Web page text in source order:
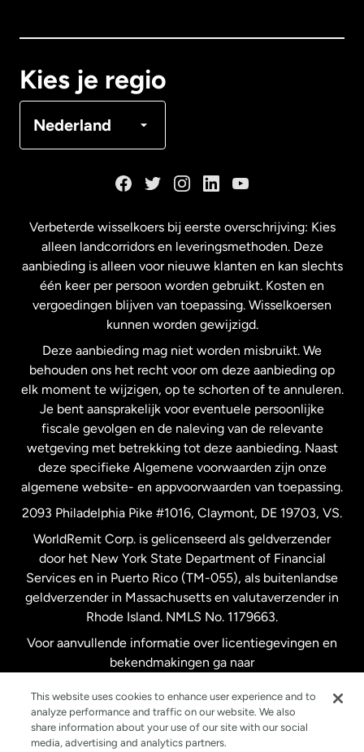
Kies je regio
Nederland
Maleisië
Nederland
Nieuw-Zeeland
Spanje
Verenigd Koninkrijk
Verenigde Staten English
Verenigde Staten Español
Zweden
Verbeterde wisselkoers bij eerste overschrijving: Kies
alleen landcorridors en leveringsmethoden. Deze
aanbieding is alleen voor nieuwe klanten en kan slechts
één keer per persoon worden gebruikt. Kosten en
vergoedingen blijven van toepassing. Wisselkoersen
kunnen worden gewijzigd.
Deze aanbieding mag niet worden misbruikt. We
behouden ons het recht voor om deze aanbieding op
elk moment te wijzigen, op te schorten of te annuleren.
Je bent aansprakelijk voor eventuele persoonlijke
fiscale gevolgen en de naleving van de relevante
wetgeving met betrekking tot deze aanbieding. Naast
deze specifieke Algemene voorwaarden zijn onze
algemene website- en appvoorwaarden van toepassing.
2093 Philadelphia Pike #1016, Claymont, DE 19703, VS.
WorldRemit Corp. is gelicenseerd als geldverzender
door het New York State Department of Financial
Services en in Puerto Rico (TM-055), als buitenlandse
geldverzender in Massachusetts en valutaverzender in
Rhode Island. NMLS No. 1179663.
Voor aanvullende informatie over licentiegevingen en
bekendmakingen ga naar
This website uses cookies to enhance user experience and to
analyze performance and traffic on our website. We also
share information about your use of our site with our social
media, advertising and analytics partners.